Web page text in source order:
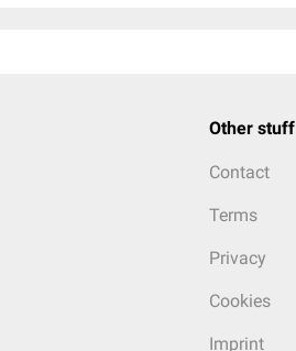
Other stuff
Contact
Terms
Privacy
Cookies
Imprint